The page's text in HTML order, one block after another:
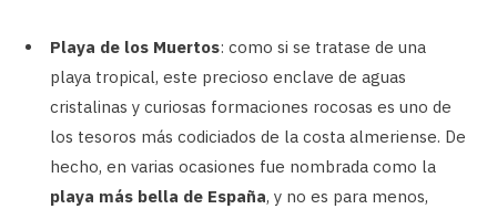
Playa de los Muertos: como si se tratase de una
playa tropical, este precioso enclave de aguas
cristalinas y curiosas formaciones rocosas es uno de
los tesoros más codiciados de la costa almeriense. De
hecho, en varias ocasiones fue nombrada como la
playa más bella de España, y no es para menos,